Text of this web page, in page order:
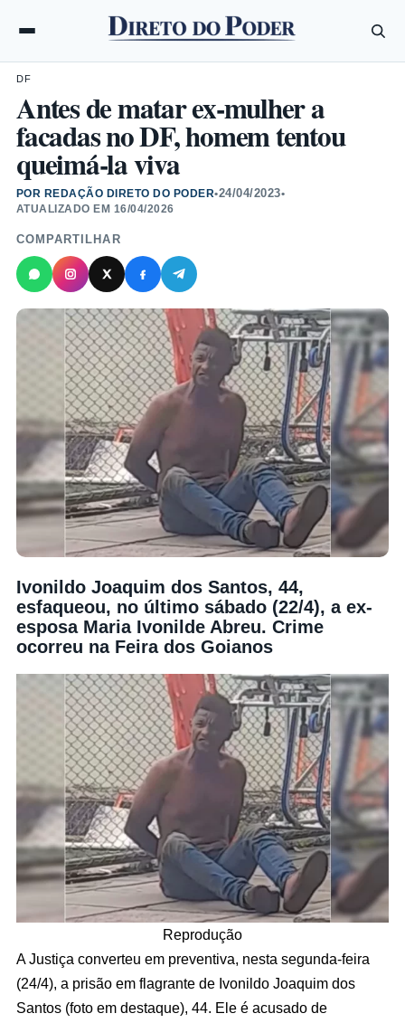
DF
Antes de matar ex-mulher a
facadas no DF, homem tentou
queimá-la viva
POR REDAÇÃO DIRETO DO PODER•24/04/2023•
ATUALIZADO EM 16/04/2026
COMPARTILHAR
Ivonildo Joaquim dos Santos, 44,
esfaqueou, no último sábado (22/4), a ex-
esposa Maria Ivonilde Abreu. Crime
ocorreu na Feira dos Goianos
Reprodução
A Justiça converteu em preventiva, nesta segunda-feira
(24/4), a prisão em flagrante de Ivonildo Joaquim dos
Santos (foto em destaque), 44. Ele é acusado de